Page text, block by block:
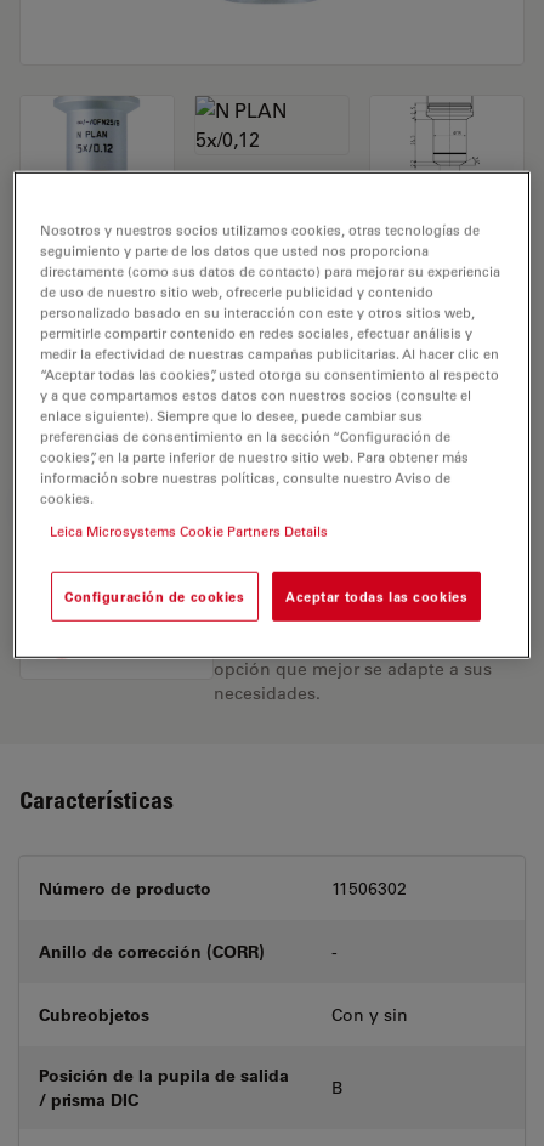
Objetivo de microscopio N PLAN 5x/0,12
N.º de producto 11506302
El objetivo N PLAN 5x/0,12 tiene un aumento de 5X y
una apertura numérica de 0,12 mm. Para uso en medio
seco y con una rosca de objetivo de M25 con una
distancia de trabajo libre de 0,3 mm y un FN de 20.
REQUEST FOR QUOTE
Encuentre la solución ideal. Explore
nuestroBuscador de Objetivos,
opción que mejor se adapte a sus
necesidades.
Características
Número de producto 11506302
Anillo de corrección (CORR) -
Cubreobjetos Con y sin
Posición de la pupila de salida
/ prisma DIC
B
Nosotros y nuestros socios utilizamos cookies, otras tecnologías de
seguimiento y parte de los datos que usted nos proporciona
directamente (como sus datos de contacto) para mejorar su experiencia
de uso de nuestro sitio web, ofrecerle publicidad y contenido
personalizado basado en su interacción con este y otros sitios web,
permitirle compartir contenido en redes sociales, efectuar análisis y
medir la efectividad de nuestras campañas publicitarias. Al hacer clic en
“Aceptar todas las cookies”, usted otorga su consentimiento al respecto
y a que compartamos estos datos con nuestros socios (consulte el
enlace siguiente). Siempre que lo desee, puede cambiar sus
preferencias de consentimiento en la sección “Configuración de
cookies”, en la parte inferior de nuestro sitio web. Para obtener más
información sobre nuestras políticas, consulte nuestro Aviso de
cookies.
Leica Microsystems Cookie Partners Details
Configuración de cookies Aceptar todas las cookies